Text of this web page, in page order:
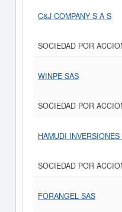
C&J COMPANY S A S
SOCIEDAD POR
WINPE SAS
SOCIEDAD POR
HAMUDI INVERSIONES
SOCIEDAD POR
FORANGEL SAS